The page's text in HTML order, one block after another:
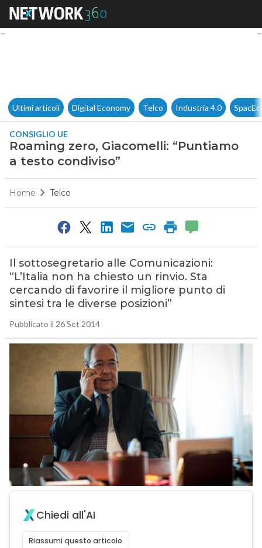
Roaming zero, Giacomelli:
Ultimi articoli Digital Economy Telco Industria 4.0
CONSIGLIO UE
Roaming zero, Giacomelli: “Puntiamo
a testo condiviso”
Home Telco
Il sottosegretario alle Comunicazioni:
“L’Italia non ha chiesto un rinvio. Sta
cercando di favorire il migliore punto di
sintesi tra le diverse posizioni”
Pubblicato il 26 Set 2014
Chiedi all'AI
Riassumi questo articolo